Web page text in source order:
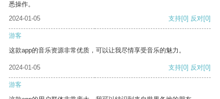
悉操作。
2024-01-05
支持[0] 反对[0]
游客
这款app的音乐资源非常优质，可以让我尽情享受音乐的魅力。
2024-01-05 支持[0] 反对[0]
游客